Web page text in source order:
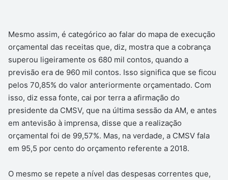
Mesmo assim, é categórico ao falar do mapa de execução
orçamental das receitas que, diz, mostra que a cobrança
superou ligeiramente os 680 mil contos, quando a
previsão era de 960 mil contos. Isso significa que se ficou
pelos 70,85% do valor anteriormente orçamentado. Com
isso, diz essa fonte, cai por terra a afirmação do
presidente da CMSV, que na última sessão da AM, e antes
em antevisão à imprensa, disse que a realização
orçamental foi de 99,57%. Mas, na verdade, a CMSV fala
em 95,5 por cento do orçamento referente a 2018.
O mesmo se repete a nível das despesas correntes que,